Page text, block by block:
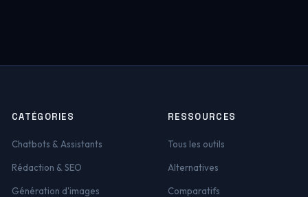
CATÉGORIES
Chatbots & Assistants
Rédaction & SEO
Génération d'images
RESSOURCES
Tous les outils
Alternatives
Comparatifs